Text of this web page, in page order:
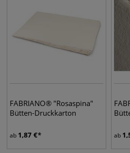
FABRIANO® "Rosaspina"
Bütten-Druckkarton
ab 1,87 € ab